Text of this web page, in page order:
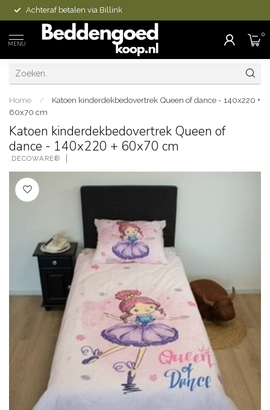
Achteraf betalen via Billink
MENU
0
Home /
Katoen kinderdekbedovertrek Queen of dance - 140x220 +
60x70 cm
Katoen kinderdekbedovertrek Queen of
dance - 140x220 + 60x70 cm
.DECOWARE®